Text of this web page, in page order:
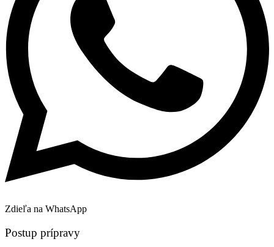
Zdieľa na WhatsApp
Postup prípravy